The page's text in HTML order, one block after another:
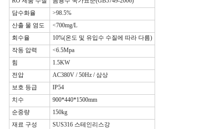
요
사
이
트
맵
담수화율
>98.5%
산출 물 염도
<700mg/L
회수율
10%(온도 및 유입수 수질에 따라 다름)
작동 압력
<6.5Mpa
힘
1.5KW
전압
AC380V / 50Hz / 삼상
보호 등급
IP54
치수
900*440*1500mm
순중량
150kg
재료 구성
SUS316 스테인리스강